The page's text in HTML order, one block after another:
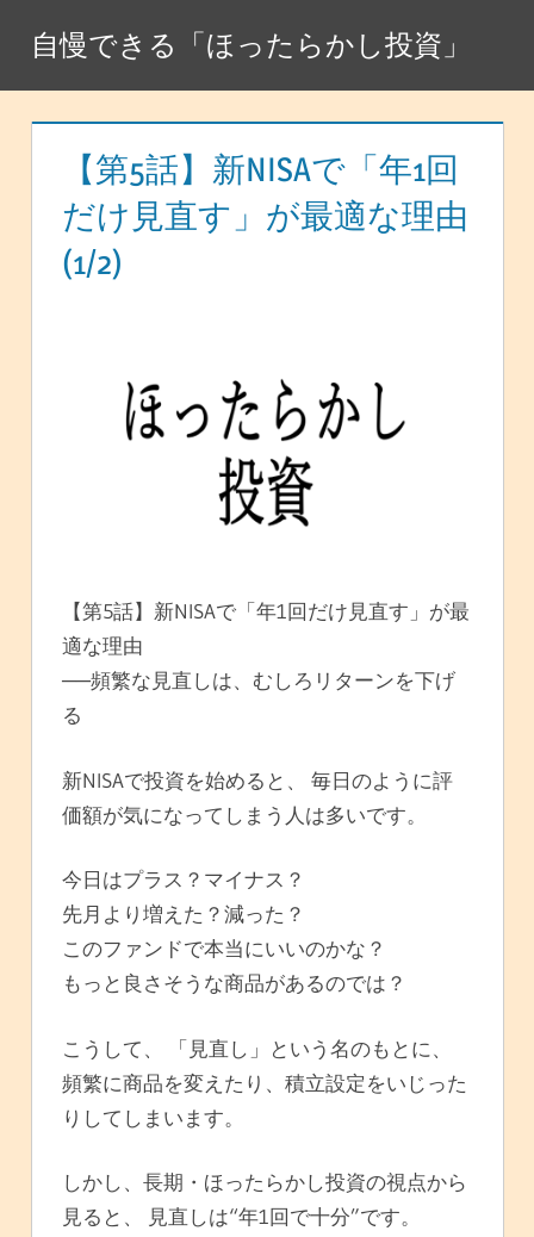
テ
自慢できる「ほったらかし投資」
【第5話】新NISAで「年1回
だけ見直す」が最適な理由
(1/2)
【第5話】新NISAで「年1回だけ見直す」が最
適な理由
──頻繁な見直しは、むしろリターンを下げ
る
新NISAで投資を始めると、 毎日のように評
価額が気になってしまう人は多いです。
今日はプラス？マイナス？
先月より増えた？減った？
このファンドで本当にいいのかな？
もっと良さそうな商品があるのでは？
こうして、 「見直し」という名のもとに、
頻繁に商品を変えたり、積立設定をいじった
りしてしまいます。
しかし、長期・ほったらかし投資の視点から
見ると、 見直しは“年1回で十分”です。